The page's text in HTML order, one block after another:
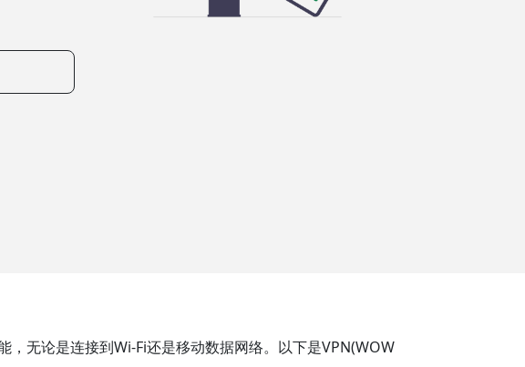
无论是连接到Wi-Fi还是移动数据网络。以下是VPN(WOW